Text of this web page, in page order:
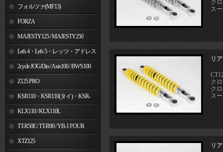
フォルツァ(MF13)
FORZA
MAJESTY125 / MAJESTY250
Let's 4・Let's 5・レッツ・アドレス
V50 2cycle JOG/Dio / Axis100 / BW'S100
Z125 PRO
KSR110・KSR110(タイ)・KSR-
I/II・KSR PRO
KLX110 / KLX110L
TT-R50E / TT-R90 / YB-1 FOUR
XTZ125
ク
ス
リ
ク
ク
ス
リ